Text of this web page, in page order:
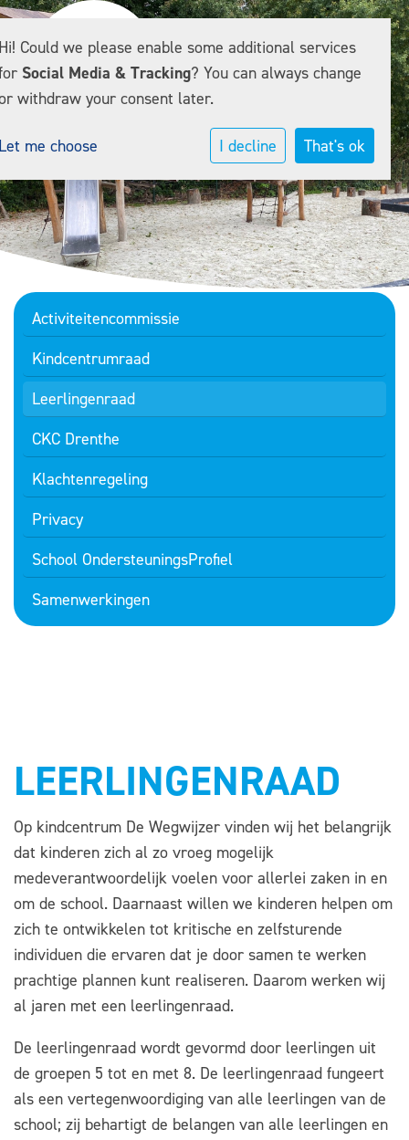
Activiteitencommissie
Kindcentrumraad
Leerlingenraad
CKC Drenthe
Klachtenregeling
Privacy
School OndersteuningsProfiel
Samenwerkingen
LEERLINGENRAAD
Op kindcentrum De Wegwijzer vinden wij het belangrijk
dat kinderen zich al zo vroeg mogelijk
medeverantwoordelijk voelen voor allerlei zaken in en
om de school. Daarnaast willen we kinderen helpen om
zich te ontwikkelen tot kritische en zelfsturende
individuen die ervaren dat je door samen te werken
prachtige plannen kunt realiseren. Daarom werken wij
al jaren met een leerlingenraad.
De leerlingenraad wordt gevormd door leerlingen uit
de groepen 5 tot en met 8. De leerlingenraad fungeert
als een vertegenwoordiging van alle leerlingen van de
school; zij behartigt de belangen van alle leerlingen en
Could we please enable some additional services
Social Media & Tracking? You can always change
withdraw your consent later.
me choose I decline That's ok